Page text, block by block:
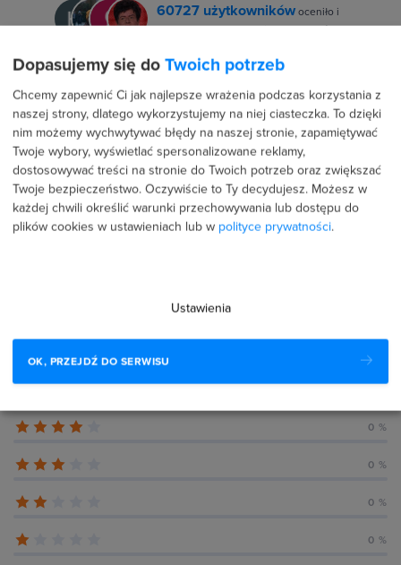
60727 użytkownikówoceniło i
zrecenzowało szkolenia strefakursów.pl
Średnia ocena uczestników w niezależnym serwisie
Google to4.9/5⭐⭐⭐⭐⭐ z3149 wszystkich opinii.
Średnia ocena uczestników
0 %
0 %
0 %
0 %
Dopasujemy się do Twoich potrzeb
Chcemy zapewnić Ci jak najlepsze wrażenia podczas korzystania z
naszej strony, dlatego wykorzystujemy na niej ciasteczka. To dzięki
nim możemy wychwytywać błędy na naszej stronie, zapamiętywać
Twoje wybory, wyświetlać spersonalizowane reklamy,
dostosowywać treści na stronie do Twoich potrzeb oraz zwiększać
Twoje bezpieczeństwo. Oczywiście to Ty decydujesz. Możesz w
każdej chwili określić warunki przechowywania lub dostępu do
plików cookies w ustawieniach lub w polityce prywatności.
Ustawienia
OK, PRZEJDŹ DO SERWISU